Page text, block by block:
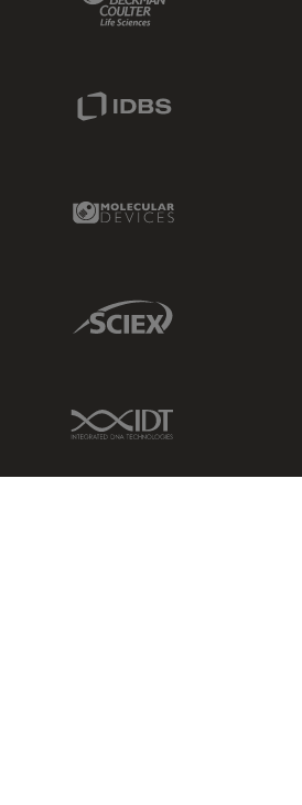
Molecular Devices Link
Sciex Link
IDT Link